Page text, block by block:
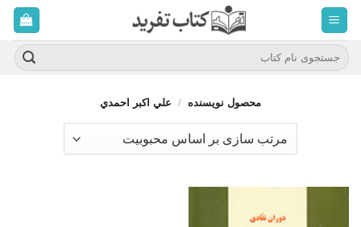
محتوا
برویدجستجو
برای:
محصول نویسنده / علي اكبر احمدي